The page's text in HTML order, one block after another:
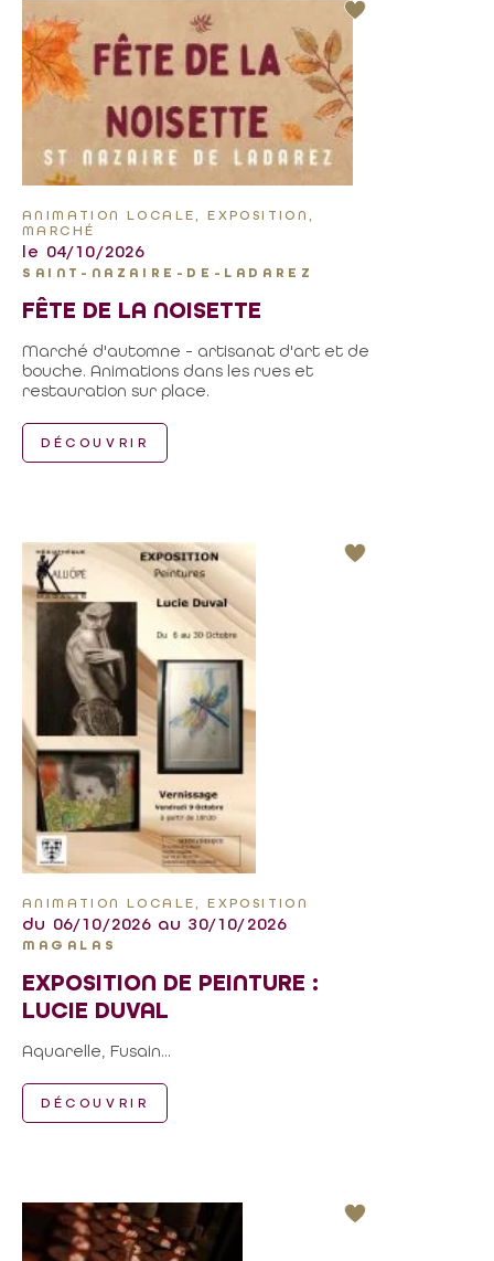
ANIMATION LOCALE, EXPOSITION,
MARCHÉ
le 04/10/2026
SAINT-NAZAIRE-DE-LADAREZ
FÊTE DE LA NOISETTE
Marché d'automne - artisanat d'art et de
bouche. Animations dans les rues et
restauration sur place.
DÉCOUVRIR
ANIMATION LOCALE, EXPOSITION
du 06/10/2026 au 30/10/2026
MAGALAS
EXPOSITION DE PEINTURE :
LUCIE DUVAL
Aquarelle, Fusain...
DÉCOUVRIR